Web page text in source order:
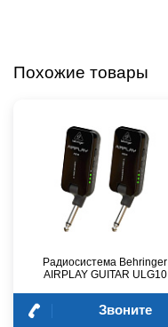
Похожие товары
Радиосистема Behringer
AIRPLAY GUITAR ULG10
Звоните